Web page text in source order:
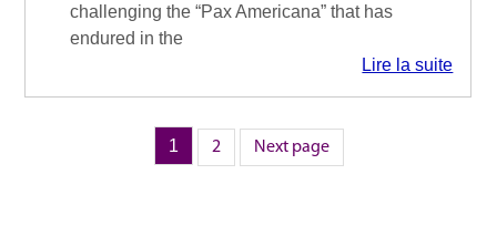
challenging the “Pax Americana” that has
endured in the
Lire la suite
Page
1 Page
2 Next page